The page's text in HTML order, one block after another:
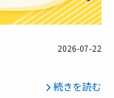
2026-07-22
続きを読む